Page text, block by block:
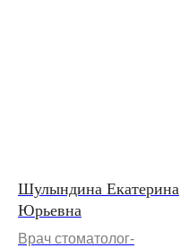
Шулындина Екатерина
Юрьевна
Врач стоматолог-